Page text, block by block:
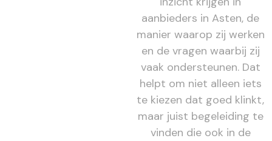
aanbieders in Asten, de
manier waarop zij werken
en de vragen waarbij zij
vaak ondersteunen. Dat
helpt om niet alleen iets
te kiezen dat goed klinkt,
maar juist begeleiding te
vinden die ook in de